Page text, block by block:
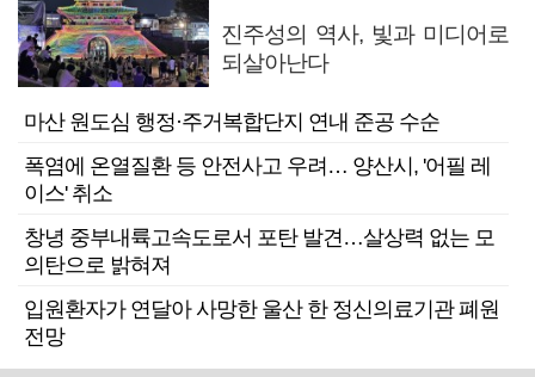
진주성의 역사, 빛과 미디어로
되살아난다
마산 원도심 행정·주거복합단지 연내 준공 수순
폭염에 온열질환 등 안전사고 우려… 양산시, '어필 레
이스' 취소
창녕 중부내륙고속도로서 포탄 발견…살상력 없는 모
의탄으로 밝혀져
입원환자가 연달아 사망한 울산 한 정신의료기관 폐원
전망